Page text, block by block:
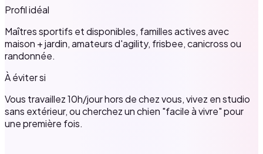
Profil idéal
Maîtres sportifs et disponibles, familles actives avec
maison + jardin, amateurs d'agility, frisbee, canicross ou
randonnée.
À éviter si
Vous travaillez 10h/jour hors de chez vous, vivez en studio
sans extérieur, ou cherchez un chien "facile à vivre" pour
une première fois.